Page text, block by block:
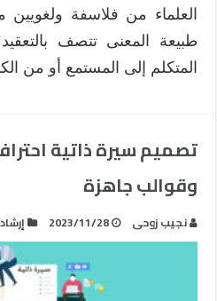
العلماء من فلاسفة
طبيعة المعنى تتصف
المتكلم إلى المستمع أو من
تصميم سيرة ذاتية
وقوالب جاهزة
نجيب زوحى 2023/11/28